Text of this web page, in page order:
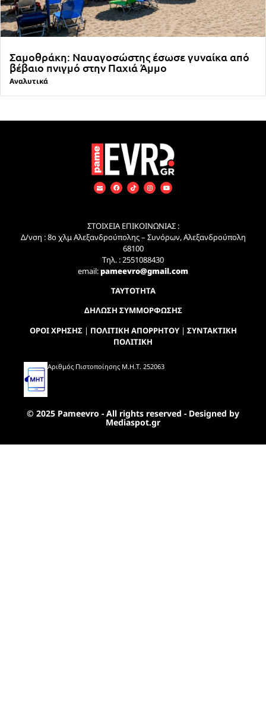
Σαμοθράκη: Ναυαγοσώστης έσωσε γυναίκα από
βέβαιο πνιγμό στην Παχιά Άμμο
Αναλυτικά
ΣΤΟΙΧΕΙΑ ΕΠΙΚΟΙΝΩΝΙΑΣ :
Δ/νση : 8ο χλμ Αλεξανδρούπολης – Συνόρων, Αλεξανδρούπολη
68100
Τηλ. : 2551088430
email:pameevro@gmail.com
ΤΑΥΤΟΤΗΤΑ
ΔΗΛΩΣΗ ΣΥΜΜΟΡΦΩΣΗΣ
ΟΡΟΙ ΧΡΗΣΗΣ| ΠΟΛΙΤΙΚΗ ΑΠΟΡΡΗΤΟΥ| ΣΥΝΤΑΚΤΙΚΗ
ΠΟΛΙΤΙΚΗ
Αριθμός Πιστοποίησης Μ.Η.Τ. 252063
© 2025 Pameevro - All rights reserved - Designed by
Mediaspot.gr